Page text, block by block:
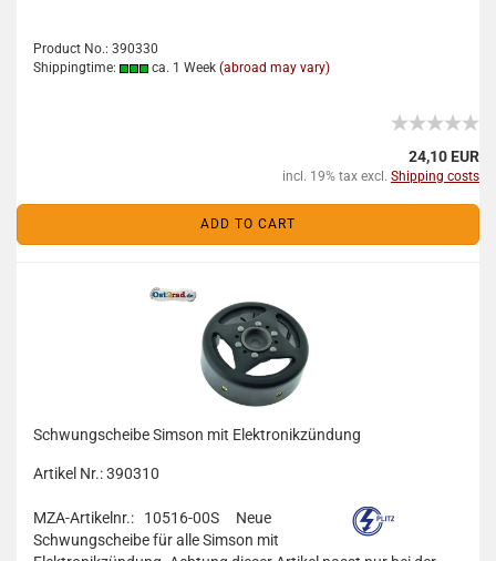
Product No.: 390330
Shippingtime:
ca. 1 Week (abroad may vary)
24,10 EUR
incl. 19% tax excl. Shipping costs
ADD TO CART
Schwungscheibe Simson mit Elektronikzündung
Artikel Nr.: 390310
MZA-Artikelnr.: 10516-00S
Neue
Schwungscheibe für alle Simson mit